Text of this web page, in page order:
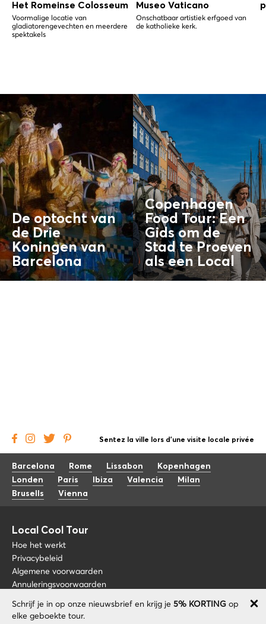
Het Romeinse Colosseum
Voormalige locatie van
gladiatorengevechten en meerdere
spektakels
Museo Vaticano
Onschatbaar artistiek erfgoed van
de katholieke kerk.
De optocht van
de Drie
Koningen van
Barcelona
Copenhagen
Food Tour: Een
Gids om de
Stad te Proeven
als eenLocal
Schrijf je in op onze nieuwsbrief en krijg je 5% KORTING op
elke geboekte tour.
Sentez la ville lors d'une visite locale privée
Barcelona Rome Lissabon
Kopenhagen
Londen
Paris Ibiza Valencia
Milan
Brusells
Vienna
Local Cool Tour
Hoe het werkt
Privacybeleid
Algemene voorwaarden
Annuleringsvoorwaarden
Blog
+34 675 176 220